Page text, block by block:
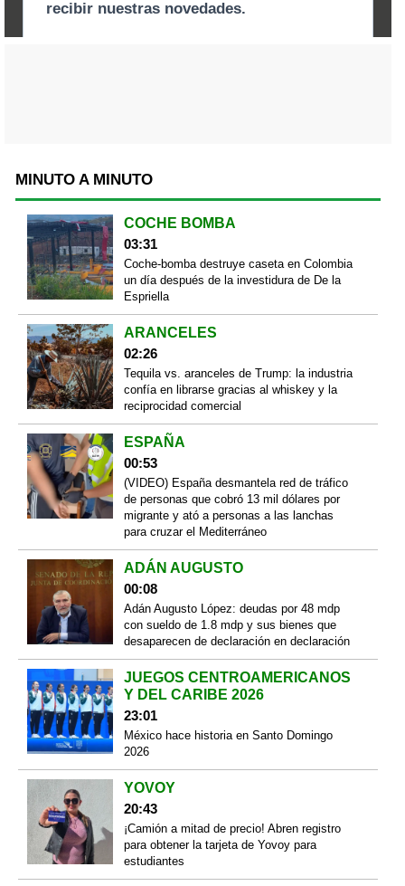
MINUTO A MINUTO
COCHE BOMBA
03:31
Coche-bomba destruye caseta en Colombia
un día después de la investidura de De la
Espriella
ARANCELES
02:26
Tequila vs. aranceles de Trump: la industria
confía en librarse gracias al whiskey y la
reciprocidad comercial
ESPAÑA
00:53
(VIDEO) España desmantela red de tráfico
de personas que cobró 13 mil dólares por
migrante y ató a personas a las lanchas
para cruzar el Mediterráneo
ADÁN AUGUSTO
00:08
Adán Augusto López: deudas por 48 mdp
con sueldo de 1.8 mdp y sus bienes que
desaparecen de declaración en declaración
JUEGOS CENTROAMERICANOS
Y DEL CARIBE 2026
23:01
México hace historia en Santo Domingo
2026
YOVOY
20:43
¡Camión a mitad de precio! Abren registro
para obtener la tarjeta de Yovoy para
estudiantes